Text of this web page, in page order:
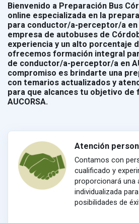
Bienvenido a Preparación Bus
online especializada en la
para conductor/a-perceptor/a en
empresa de autobuses de
experiencia y un alto porcentaje
ofrecemos formación integral
de conductor/a-perceptor/a en
compromiso es brindarte una
con temarios actualizados y
para que alcances tu objetivo de
AUCORSA.
Atención
Contamos con
cualificado y
proporcionará una
individualizada
posibilidades de